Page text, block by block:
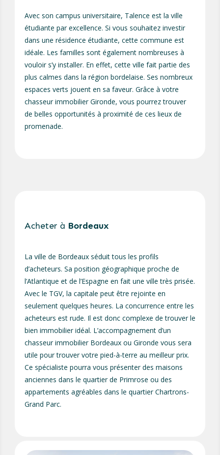
Avec son campus universitaire, Talence est la ville
étudiante par excellence. Si vous souhaitez investir
dans une résidence étudiante, cette commune est
idéale. Les familles sont également nombreuses à
vouloir s’y installer. En effet, cette ville fait partie des
plus calmes dans la région bordelaise. Ses nombreux
espaces verts jouent en sa faveur. Grâce à votre
chasseur immobilier Gironde, vous pourrez trouver
de belles opportunités à proximité de ces lieux de
promenade.
Acheter à Bordeaux
La ville de Bordeaux séduit tous les profils
d’acheteurs. Sa position géographique proche de
l’Atlantique et de l’Espagne en fait une ville très prisée.
Avec le TGV, la capitale peut être rejointe en
seulement quelques heures. La concurrence entre les
acheteurs est rude. Il est donc complexe de trouver le
bien immobilier idéal. L’accompagnement d’un
chasseur immobilier Bordeaux ou Gironde vous sera
utile pour trouver votre pied-à-terre au meilleur prix.
Ce spécialiste pourra vous présenter des maisons
anciennes dans le quartier de Primrose ou des
appartements agréables dans le quartier Chartrons-
Grand Parc.